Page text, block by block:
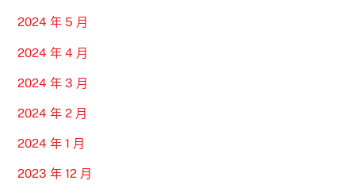
2024 年 5 月
2024 年 4 月
2024 年 3 月
2024 年 2 月
2024 年 1 月
2023 年 12 月